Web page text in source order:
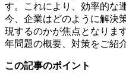
す。これにより、効率的な
今、企業はどのように解決
現するのかが焦点となりま
年問題の概要、対策をご紹
この記事のポイント